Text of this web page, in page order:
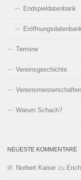
Endspieldatenbank
Termine
Vereinsgeschichte
Vereinsmeisterschaften
Warum Schach?
NEUESTE KOMMENTARE
Norbert Kaiser zu